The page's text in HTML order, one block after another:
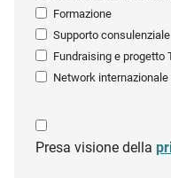
Formazione
Supporto consulenziale
Fundraising e progetto
Network internazionale
Presa visione della